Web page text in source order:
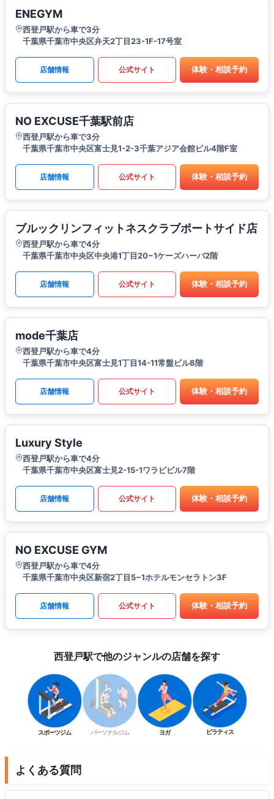
ENEGYM
西登戸駅から車で3分
千葉県千葉市中央区弁天2丁目23-1F-17号室
店舗情報 公式サイト 体験・相談予約
NO EXCUSE千葉駅前店
西登戸駅から車で3分
千葉県千葉市中央区富士見1-2-3千葉アジア会館ビル4階F室
店舗情報 公式サイト 体験・相談予約
ブルックリンフィットネスクラブポートサイド店
西登戸駅から車で4分
千葉県千葉市中央区中央港1丁目20−1ケーズハーバ2階
店舗情報 公式サイト 体験・相談予約
mode千葉店
西登戸駅から車で4分
千葉県千葉市中央区富士見1丁目14-11常盤ビル8階
店舗情報 公式サイト 体験・相談予約
Luxury Style
西登戸駅から車で4分
千葉県千葉市中央区富士見2-15-1ワラビビル7階
店舗情報 公式サイト 体験・相談予約
NO EXCUSE GYM
西登戸駅から車で4分
千葉県千葉市中央区新宿2丁目5−1ホテルモンセラトン3F
店舗情報 公式サイト 体験・相談予約
西登戸駅で他のジャンルの店舗を探す
スポーツジム パーソナルジム ヨガ ピラティス
よくある質問